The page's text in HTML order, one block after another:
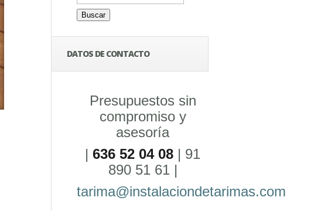
DATOS DE CONTACTO
Presupuestos sin
compromiso y
asesoría
| 636 52 04 08 | 91
890 51 61 |
tarima@instalaciondetarimas.com